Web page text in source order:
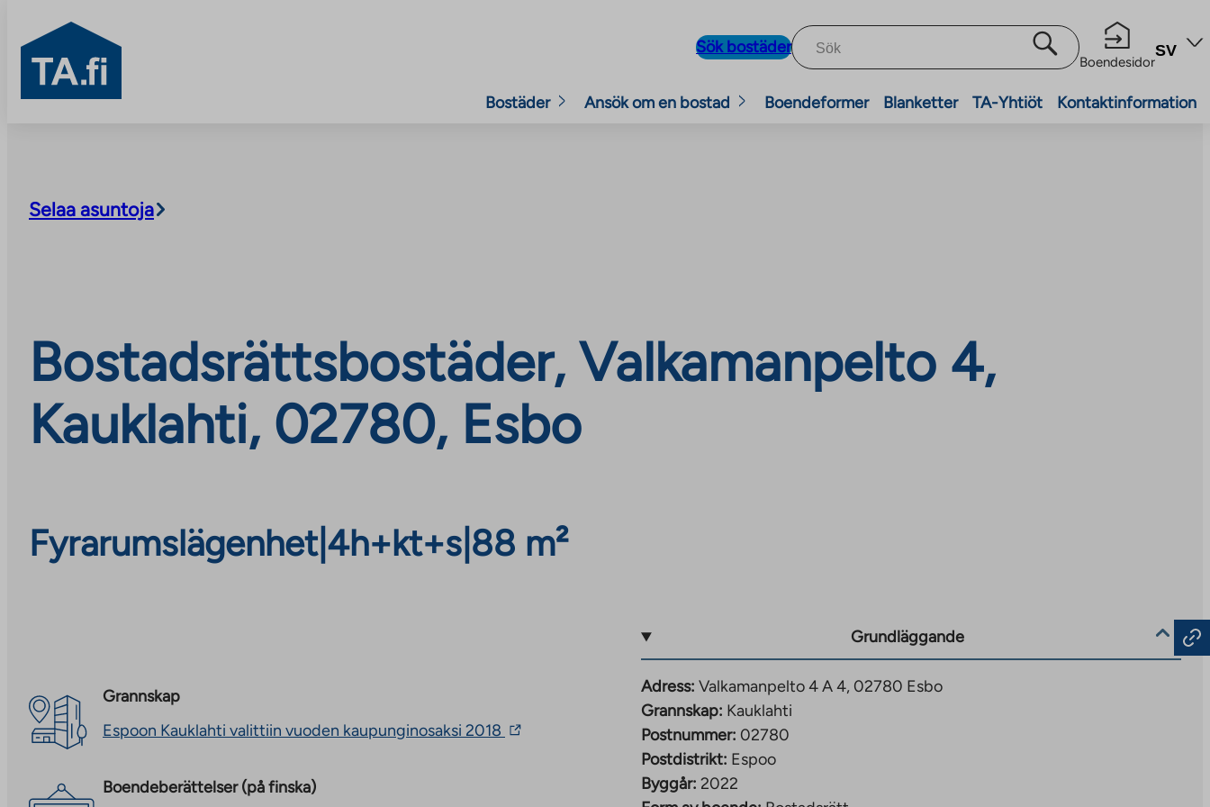
TA.fi
Sök bostäder
Boendesidor
SV
Bostäder Ansök om en bostad Boendeformer Blanketter TA-Yhtiöt Kontaktinformation
Selaa asuntoja
Bostadsrättsbostäder, Valkamanpelto 4,
Kauklahti, 02780, Esbo
Fyrarumslägenhet| 4h+kt+s 88 m²
Grannskap
Espoon Kauklahti valittiin vuoden kaupunginosaksi 2018 The
Boendeberättelser (på finska)
Grundläggande
Adress: Valkamanpelto 4 A 4, 02780 Esbo
Grannskap: Kauklahti
Postnummer: 02780
Postdistrikt: Espoo
Byggår: 2022